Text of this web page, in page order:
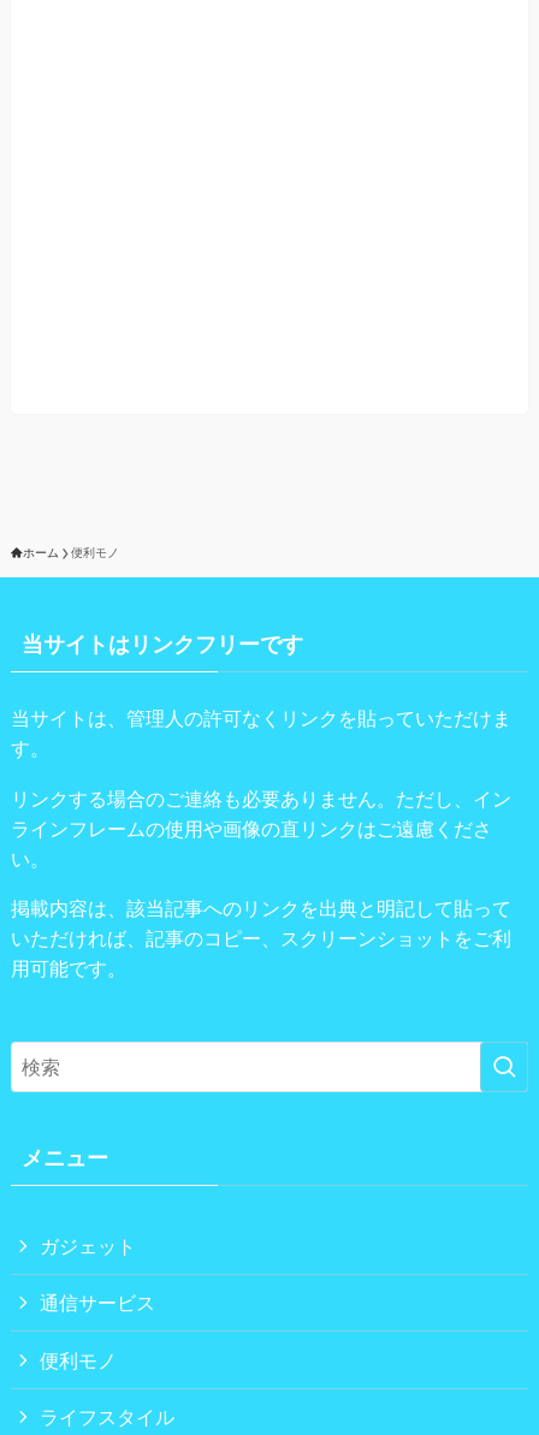
ホーム 便利モノ
当サイトはリンクフリーです
当サイトは、管理人の許可なくリンクを貼っていただけま
す。
リンクする場合のご連絡も必要ありません。ただし、イン
ラインフレームの使用や画像の直リンクはご遠慮くださ
い。
掲載内容は、該当記事へのリンクを出典と明記して貼って
いただければ、記事のコピー、スクリーンショットをご利
用可能です。
メニュー
ガジェット
通信サービス
便利モノ
ライフスタイル